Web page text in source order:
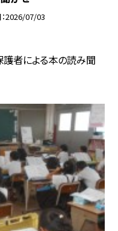
2026/07/03
護者による本の読み聞